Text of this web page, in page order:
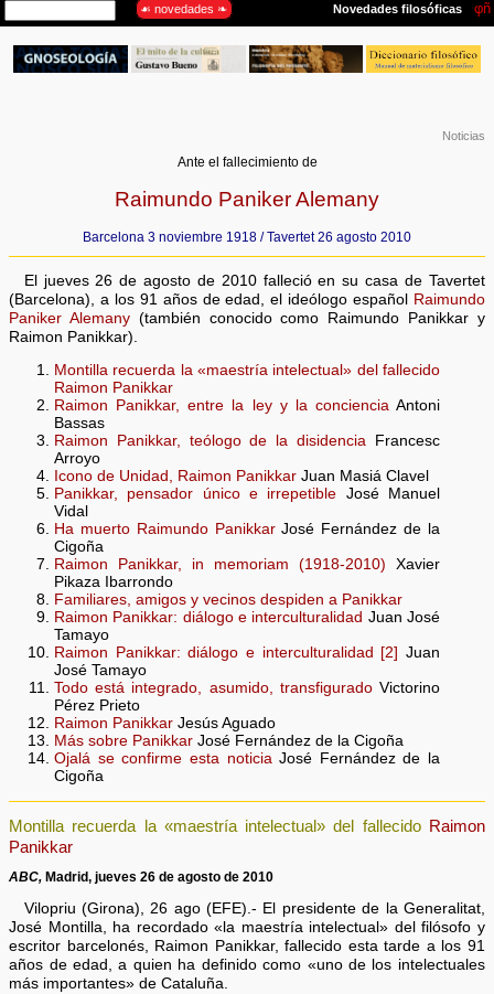
Noticias
Ante el fallecimiento de
Raimundo Paniker Alemany
Barcelona 3 noviembre 1918 / Tavertet 26 agosto 2010
El jueves 26 de agosto de 2010 falleció en su casa de Tavertet
(Barcelona), a los 91 años de edad, el ideólogo español
Raimundo
Paniker Alemany(también conocido como Raimundo Panikkar y
Raimon Panikkar).
Montilla recuerda la «maestría intelectual» del fallecido
Raimon Panikkar
Raimon Panikkar, entre la ley y la conciencia Antoni
Bassas
Raimon Panikkar, teólogo de la disidencia Francesc
Arroyo
Icono de Unidad, Raimon PanikkarJuan Masiá Clavel
Panikkar, pensador único e irrepetible José Manuel
Vidal
Ha muerto Raimundo PanikkarJosé Fernández de la
Cigoña
Raimon Panikkar, in memoriam (1918-2010) Xavier
Pikaza Ibarrondo
Familiares, amigos y vecinos despiden a Panikkar
Raimon Panikkar: diálogo e interculturalidad Juan José
Tamayo
Raimon Panikkar: diálogo e interculturalidad [2] Juan
José Tamayo
Todo está integrado, asumido, transfiguradoVictorino
Pérez Prieto
Raimon PanikkarJesús Aguado
Más sobre PanikkarJosé Fernández de la Cigoña
Ojalá se confirme esta noticia José Fernández de la
Cigoña
Montilla recuerda la «maestría intelectual» del fallecido Raimon
Panikkar
ABC, Madrid, jueves 26 de agosto de 2010
Vilopriu (Girona), 26 ago (EFE).- El presidente de la Generalitat,
José Montilla, ha recordado «la maestría intelectual» del filósofo y
escritor barcelonés, Raimon Panikkar, fallecido esta tarde a los 91
años de edad, a quien ha definido como «uno de los intelectuales
más importantes» de Cataluña.